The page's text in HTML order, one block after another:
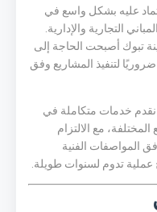
عليه بشكل واسع في
التجارية والإدارية.
تبوك أصبحت الحاجة إلى
لتنفيذ المشاريع وفق
خدمات متكاملة في
مع الالتزام
المواصفات الفنية
تدوم لسنوات طويلة.